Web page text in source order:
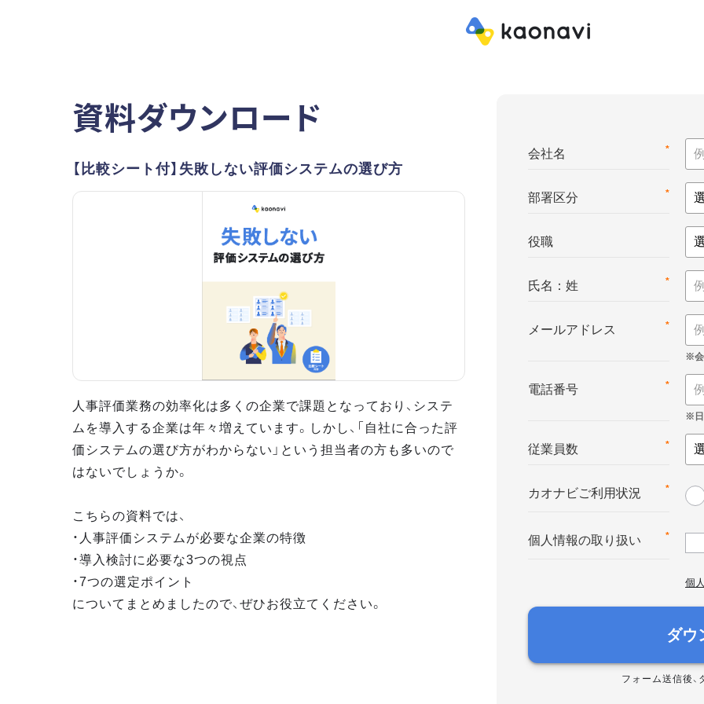
資料ダウンロード
【比較シート付】失敗しない評価システムの選び方
人事評価業務の効率化は多くの企業で課題となっており、システ
ムを導入する企業は年々増えています。しかし、「自社に合った評
価システムの選び方がわからない」という担当者の方も多いので
はないでしょうか。
こちらの資料では、
・人事評価システムが必要な企業の特徴
・導入検討に必要な3つの視点
・7つの選定ポイント
についてまとめましたので、ぜひお役立てください。
*
会社名
*
部署区分
役職
*
氏名：姓
*
メールアドレス
*
電話番号
*
従業員数
*
カオナビご利用状況
*
個人情報の取り扱い
個
ダウ
フォーム送信後